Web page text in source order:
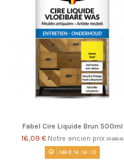
Fabel Cire Liquide Brun 500ml
16,09 € Notre ancien prix 17,88 €
146d.14:14:13